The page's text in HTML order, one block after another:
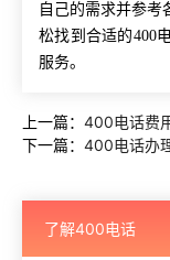
自己的需求并参考
松找到合适的400
服务。
上一篇： 400电话费
下一篇： 400电话办
了解400电话